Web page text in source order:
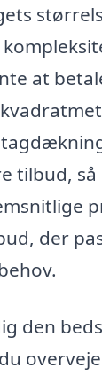
at
tilbud, så
der
den